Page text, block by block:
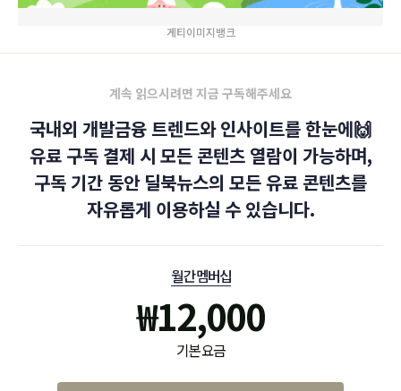
게티이미지뱅크
계속 읽으시려면 지금 구독해주세요
국내외 개발금융 트렌드와 인사이트를 한눈에🙌
유료 구독 결제 시 모든 콘텐츠 열람이 가능하며,
구독 기간 동안 딜북뉴스의 모든 유료 콘텐츠를
자유롭게 이용하실 수 있습니다.
월간 멤버십
₩12,000
기본 요금